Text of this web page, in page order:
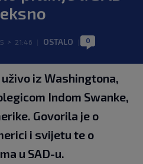
> 21:46 OSTALO 0
iz Washingtona,
Indom Swanke,
Govorila je o
i svijetu te o
u SAD-u.